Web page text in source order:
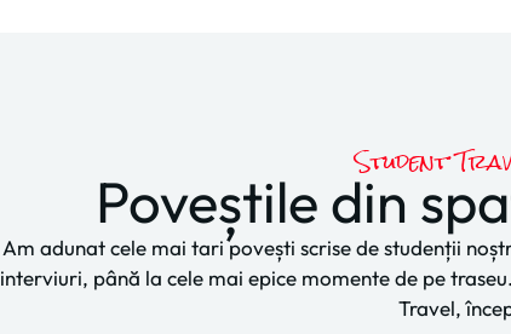
Student
Poveștile din
Am adunat cele mai tari povești scrise de studenții
interviuri, până la cele mai epice momente de pe
Travel,